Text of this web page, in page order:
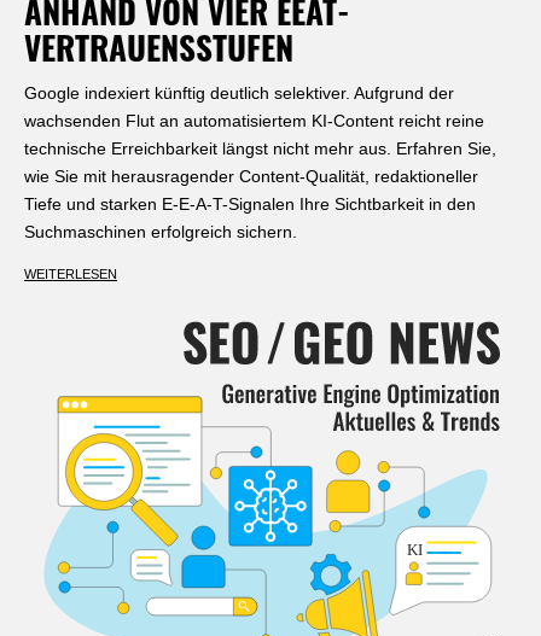
ANHAND VON VIER EEAT-
VERTRAUENSSTUFEN
Google indexiert künftig deutlich selektiver. Aufgrund der
wachsenden Flut an automatisiertem KI-Content reicht reine
technische Erreichbarkeit längst nicht mehr aus. Erfahren Sie,
wie Sie mit herausragender Content-Qualität, redaktioneller
Tiefe und starken E-E-A-T-Signalen Ihre Sichtbarkeit in den
Suchmaschinen erfolgreich sichern.
WEITERLESEN